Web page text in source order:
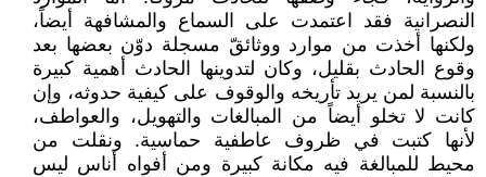
النصرانية فقد اعتمدت على السماع والمشافهة أيضاً،
ولكنها أخذت من موارد ووثائقّ مسجلة دوّن بعضها بعد
وقوع الحادث بقليل، وكان لتدوينها الحادث أهمية كبيرة
بالنسبة لمن يريد تأريخه والوقوف على كيفية حدوثه، وإن
كانت لا تخلو أيضاً من المبالغات والتهويل، والعواطف،
لأنها كتبت في ظروف عاطفية حماسية. ونقلت من
محيط للمبالغة فيه مكانة كبيرة ومن أفواه أناس ليس